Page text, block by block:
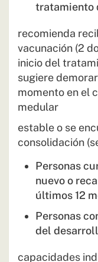
tratamiento
recomienda
vacunación (2
inicio del
sugiere
momento en el
medular
estable o se
consolidación
Personas
nuevo o
últimos 12
Personas
del
capacidades